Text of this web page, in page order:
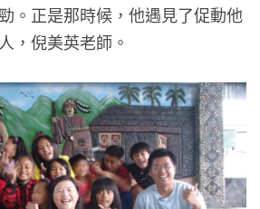
。正是那時候，他遇見了促動他
，倪美英老師。